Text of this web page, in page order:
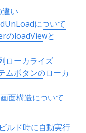
い
について
のloadViewと
ローカライズ
ムボタンのローカ
面構造について
ルド時に自動実行